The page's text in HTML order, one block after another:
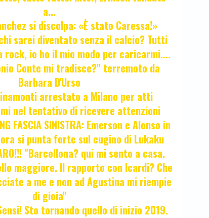
a...
si discolpa: «È stato Caressa!»
sarei diventato senza il calcio? Tutti
rock, io ho il mio modo per caricarmi....
Conte mi tradisce?" terremoto da
Barbara D'Urso
arrestato a Milano per atti
nel tentativo di ricevere attenzioni
FASCIA SINISTRA: Emerson e Alonso in
si punta forte sul cugino di Lukaku
"Barcellona? qui mi sento a casa.
maggiore. Il rapporto con Icardi? Che
a me e non ad Agustina mi riempie
di gioia"
Sto tornando quello di inizio 2019.